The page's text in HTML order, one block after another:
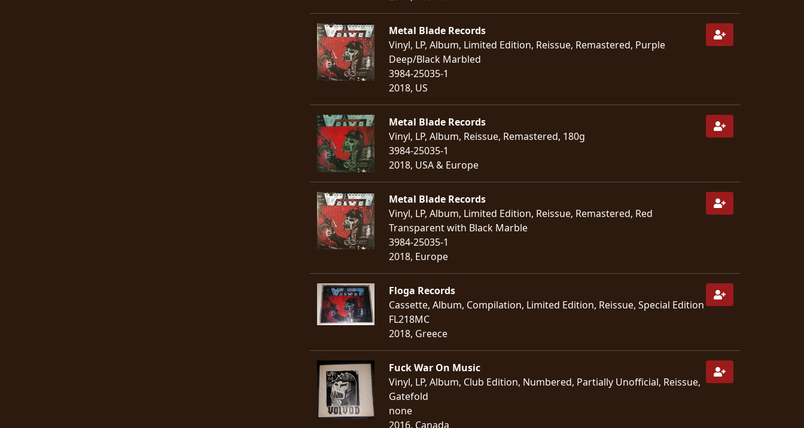
Metal Blade Records
Vinyl, LP, Album, Limited Edition, Reissue, Remastered, Purple
Deep/Black Marbled
3984-25035-1
2018, US
Metal Blade Records
Vinyl, LP, Album, Reissue, Remastered, 180g
3984-25035-1
2018, USA & Europe
Metal Blade Records
Vinyl, LP, Album, Limited Edition, Reissue, Remastered, Red
Transparent with Black Marble
3984-25035-1
2018, Europe
Floga Records
Cassette, Album, Compilation, Limited Edition, Reissue, Special Edition
FL218MC
2018, Greece
Fuck War On Music
Vinyl, LP, Album, Club Edition, Numbered, Partially Unofficial, Reissue,
Gatefold
none
2016, Canada